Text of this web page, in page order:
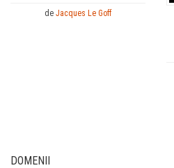
de Jacques Le Goff
DOMENII